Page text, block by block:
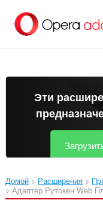
перейти
Эти
Домой Расширения
Адаптер Рутокен Web